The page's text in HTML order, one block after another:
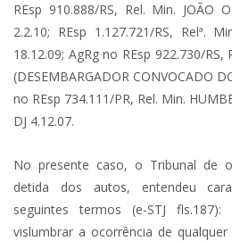
REsp 910.888/RS, Rel. Min. JOÃO
2.2.10; REsp 1.127.721/RS, Relª.
18.12.09; AgRg no REsp 922.730/RS,
(DESEMBARGADOR CONVOCADO
no REsp 734.111/PR, Rel. Min.
DJ 4.12.07.
No presente caso, o Tribunal de
detida dos autos, entendeu
seguintes termos (e-STJ
vislumbrar a ocorrência de